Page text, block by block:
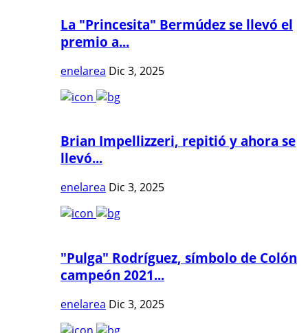
La "Princesita" Bermúdez se llevó el
premio a...
enelarea Dic 3, 2025
Brian Impellizzeri, repitió y ahora se
llevó...
enelarea Dic 3, 2025
"Pulga" Rodríguez, símbolo de Colón
campeón 2021...
enelarea Dic 3, 2025